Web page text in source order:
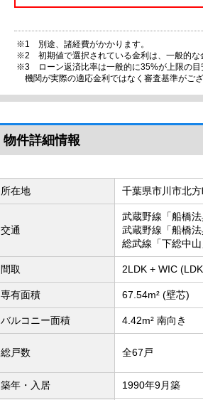
※1 別途、諸経費がかかります。
※2 初期値で選択されている金利は、一般的な
※3 ローン返済比率は一般的に35%が上限の目
機関が実際の適応金利ではなく審査基準がご
物件詳細情報
所在地 千葉県市川市北
交通
武蔵野線「船橋
武蔵野線「船橋
総武線「下総中
間取 2LDK + WIC
専有面積 67.54m² (壁芯)
バルコニー面積 4.42m² 南向き
総戸数 全67戸
築年・入居 1990年9月築